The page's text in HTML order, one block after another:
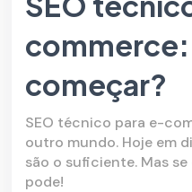
começar?
SEO técnico para e-
outro mundo. Hoje em
são o suficiente. Mas
pode!